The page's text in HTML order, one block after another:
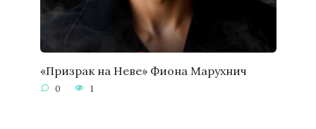
«Призрак на Неве» Фиона Марухнич
0 1